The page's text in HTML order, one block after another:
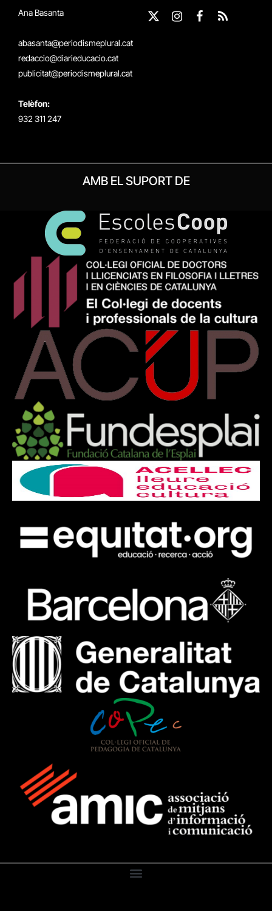
Ana Basanta
abasanta@periodismeplural.cat
redaccio@diarieducacio.cat
publicitat@periodismeplural.cat
Telèfon:
932 311 247
X
Instagram
Facebook
RSS
AMB EL SUPORT DE